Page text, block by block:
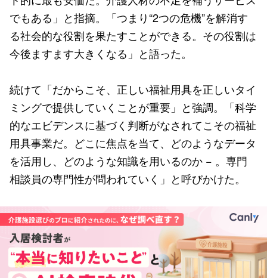
でもある」と指摘。「つまり“2つの危機”を解消す
る社会的な役割を果たすことができる。その役割は
今後ますます大きくなる」と語った。
続けて「だからこそ、正しい福祉用具を正しいタイ
ミングで提供していくことが重要」と強調。「科学
的なエビデンスに基づく判断がなされてこその福祉
用具事業だ。どこに焦点を当て、どのようなデータ
を活用し、どのような知識を用いるのか − 。専門
相談員の専門性が問われていく」と呼びかけた。